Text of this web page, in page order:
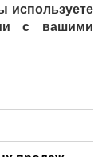
используете
с вашими